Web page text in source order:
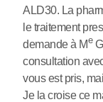
ALD30. La
le traitement
demande à Me
consultation
vous est pris,
Je la croise ce